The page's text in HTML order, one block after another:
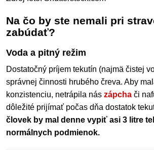
Na čo by ste nemali pri
zabúdať?
Voda a pitný režim
Dostatočný príjem tekutín (najmä čistej
správnej činnosti hrubého čreva. Aby
konzistenciu, netrápila nás zápcha či
dôležité prijímať počas dňa dostatok
človek by mal denne vypiť asi 3 litre
normálnych podmienok.